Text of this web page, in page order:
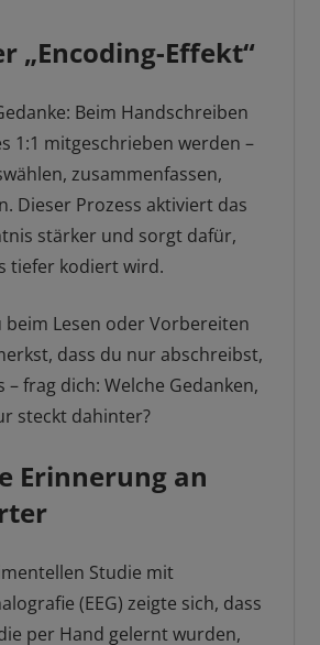
„Encoding-Effekt“
Beim Handschreiben
1:1 mitgeschrieben werden –
zusammenfassen,
Dieser Prozess aktiviert das
stärker und sorgt dafür,
tiefer kodiert wird.
beim Lesen oder Vorbereiten
dass du nur abschreibst,
frag dich: Welche Gedanken,
steckt dahinter?
Erinnerung an
Studie mit
(EEG) zeigte sich, dass
per Hand gelernt wurden,